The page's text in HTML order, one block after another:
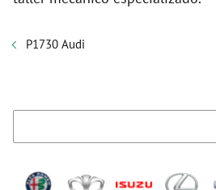
P1730 Audi